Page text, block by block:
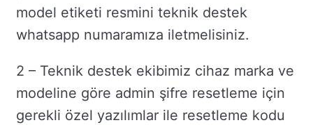
model etiketi resmini teknik destek
whatsapp numaramıza iletmelisiniz.
2 – Teknik destek ekibimiz cihaz marka ve
modeline göre admin şifre resetleme için
gerekli özel yazılımlar ile resetleme kodu